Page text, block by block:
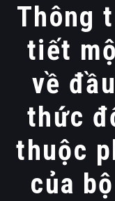
Thông
tiết
về
thức
thuộc
của